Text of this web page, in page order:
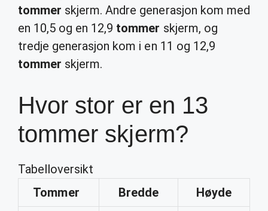
tommer skjerm. Andre generasjon kom med
en 10,5 og en 12,9 tommer skjerm, og
tredje generasjon kom i en 11 og 12,9
tommer skjerm.
Hvor stor er en 13
tommer skjerm?
Tabelloversikt
Tommer
Bredde
Høyde